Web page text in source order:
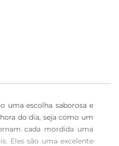
uma escolha saborosa e
do dia, seja como um
cada mordida uma
Eles são uma excelente